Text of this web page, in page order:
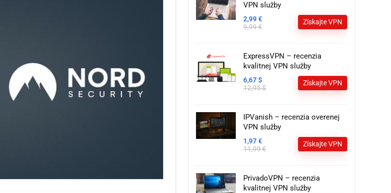
VPN služby
2,99 €
9,99 €
Získajte VPN
ExpressVPN – recenzia
kvalitnej VPN služby
6,67 $
12,95 $
Získajte VPN
IPVanish – recenzia overenej
VPN služby
1,97 €
11,99 €
Získajte VPN
PrivadoVPN – recenzia
kvalitnej VPN služby